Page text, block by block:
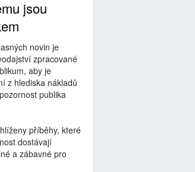
jsou
novin je
zpracované
aby je
z hlediska nákladů
publika
příběhy, které
dostávají
a zábavné pro